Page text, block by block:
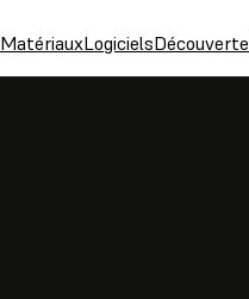
MatériauxLogicielsDécouverte